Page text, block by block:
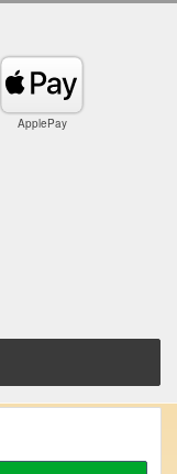
ApplePay